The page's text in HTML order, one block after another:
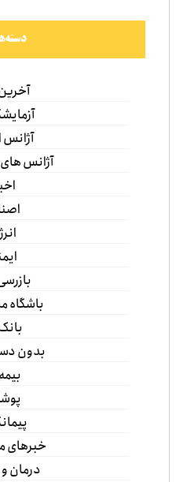
آژانس
آژانس
باشگاه
بدون
خبرهای
درمان